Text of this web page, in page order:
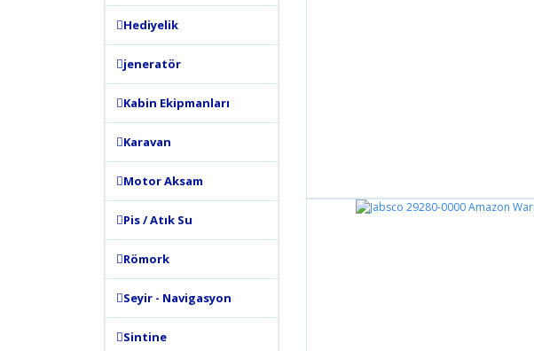
Hediyelik
jeneratör
Kabin Ekipmanları
Karavan
Motor Aksam
Pis / Atık Su
Römork
Seyir - Navigasyon
Sintine